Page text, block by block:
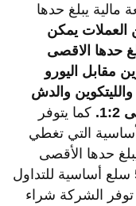
مالية يبلغ حدها
العملات يمكن
حدها الاقصى
مقابل اليورو
والليتكوين والدش
1:2.
كما يتوفر
الأساسية التي تغطي
حدها الأقصى
1:20, اما عن السلع فتوفر الشركة 5 سلع أساسية للتداول
ما بين 1:10 و1:20. كما توفر الشركة شراء